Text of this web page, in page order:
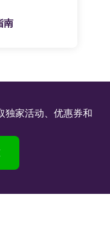
南
独家活动、优惠券和